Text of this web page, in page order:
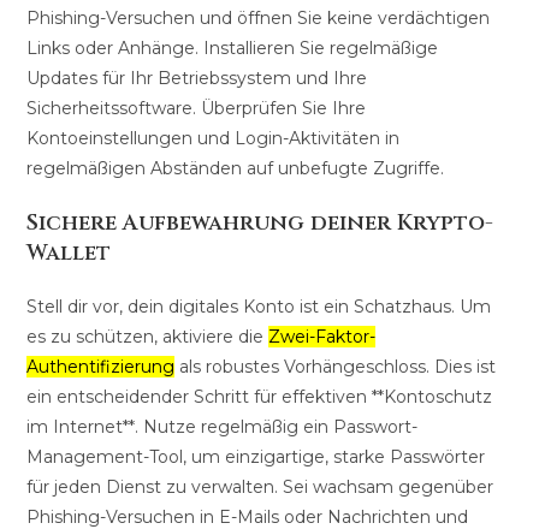
Phishing-Versuchen und öffnen Sie keine verdächtigen
Links oder Anhänge. Installieren Sie regelmäßige
Updates für Ihr Betriebssystem und Ihre
Sicherheitssoftware. Überprüfen Sie Ihre
Kontoeinstellungen und Login-Aktivitäten in
regelmäßigen Abständen auf unbefugte Zugriffe.
Sichere Aufbewahrung deiner Krypto-
Wallet
Stell dir vor, dein digitales Konto ist ein Schatzhaus. Um
es zu schützen, aktiviere die Zwei-Faktor-
Authentifizierung als robustes Vorhängeschloss. Dies ist
ein entscheidender Schritt für effektiven **Kontoschutz
im Internet**. Nutze regelmäßig ein Passwort-
Management-Tool, um einzigartige, starke Passwörter
für jeden Dienst zu verwalten. Sei wachsam gegenüber
Phishing-Versuchen in E-Mails oder Nachrichten und